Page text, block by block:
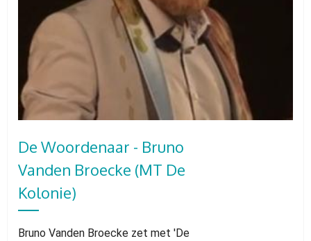
De Woordenaar - Bruno
Vanden Broecke (MT De
Kolonie)
Bruno Vanden Broecke zet met 'De